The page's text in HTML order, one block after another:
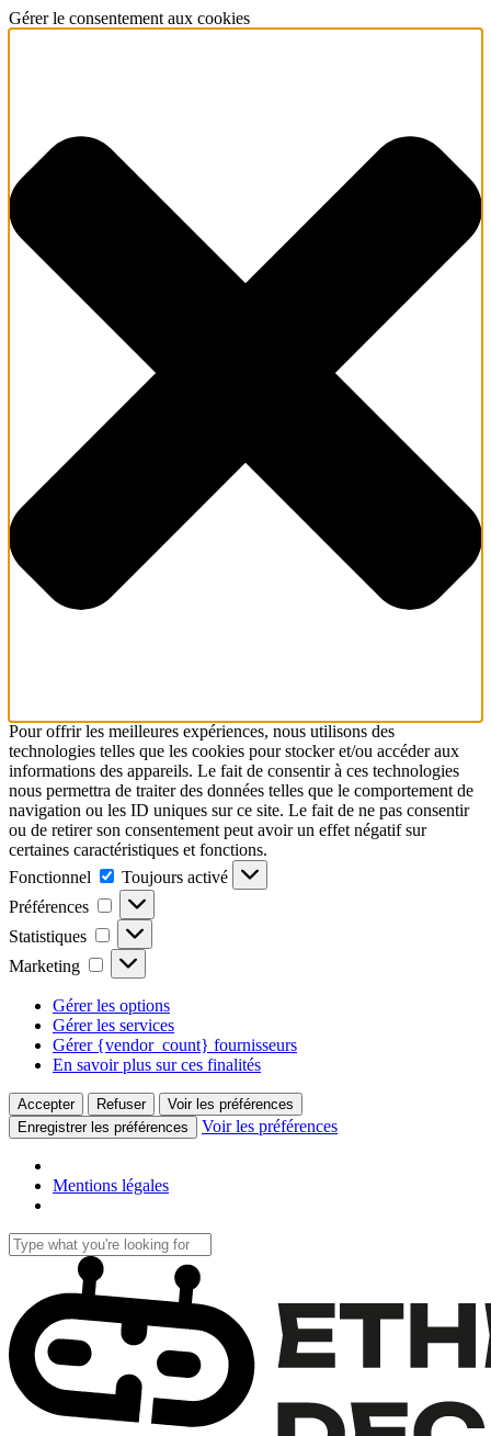
Gérer le consentement aux cookies
Pour offrir les meilleures expériences, nous utilisons des
technologies telles que les cookies pour stocker et/ou accéder aux
informations des appareils. Le fait de consentir à ces technologies
nous permettra de traiter des données telles que le comportement de
navigation ou les ID uniques sur ce site. Le fait de ne pas consentir
ou de retirer son consentement peut avoir un effet négatif sur
certaines caractéristiques et fonctions.
Fonctionnel
Fonctionnel
Toujours activé
Préférences
Préférences
Statistiques Statistiques
Marketing Marketing
Gérer les options
Gérer les services
Gérer {vendor_count} fournisseurs
En savoir plus sur ces finalités
Accepter Refuser
Voir les préférences
Enregistrer les préférences
Voir les préférences
Mentions légales
Skip
to
content